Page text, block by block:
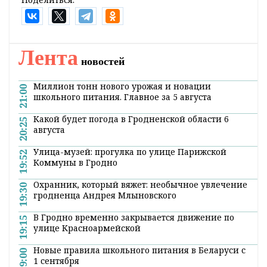
Лента новостей
21:00 Миллион тонн нового урожая и новации
школьного питания. Главное за 5 августа
20:25 Какой будет погода в Гродненской области 6
августа
19:52 Улица-музей: прогулка по улице Парижской
Коммуны в Гродно
19:30 Охранник, который вяжет: необычное увлечение
гродненца Андрея Млыновского
19:15 В Гродно временно закрывается движение по
улице Красноармейской
19:00 Новые правила школьного питания в Беларуси с
1 сентября